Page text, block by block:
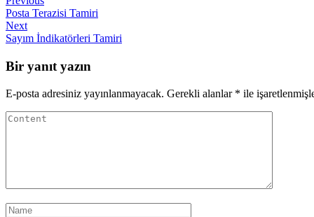
gezinmesi
Post
Posta Terazisi Tamiri
Next
Post
Next
Sayım İndikatörleri Tamiri
Bir yanıt yazın
E-posta adresiniz yayınlanmayacak. Gerekli alanlar * ile